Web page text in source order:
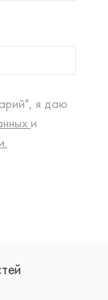
я даю
и